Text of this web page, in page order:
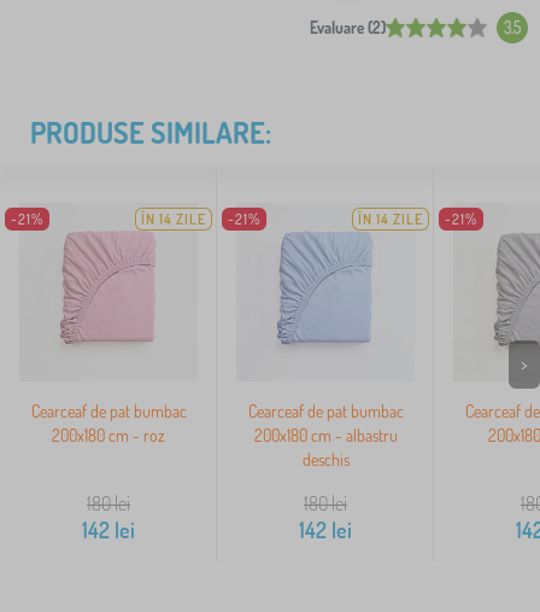
Evaluare (2) 3.5
PRODUSE SIMILARE:
-21% ÎN 14 ZILE
Cearceaf de pat bumbac
200x180 cm - roz
180lei
142 lei
-21% ÎN 14 ZILE
Cearceaf de pat bumbac
200x180 cm - albastru
deschis
180lei
142 lei
-21%
Cearceaf
>